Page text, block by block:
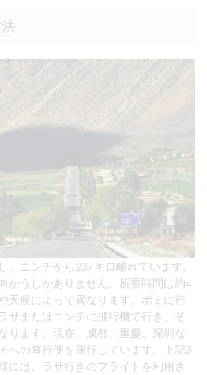
、ニンチから237キロ離れています。
かうしかありません。所要時間は約4
天候によって異なります。ボミに行
サまたはニンチに飛行機で行き、そ
ります。現在、成都、重慶、深圳な
への直行便を運行しています。上記3
には、ラサ行きのフライトを利用さ